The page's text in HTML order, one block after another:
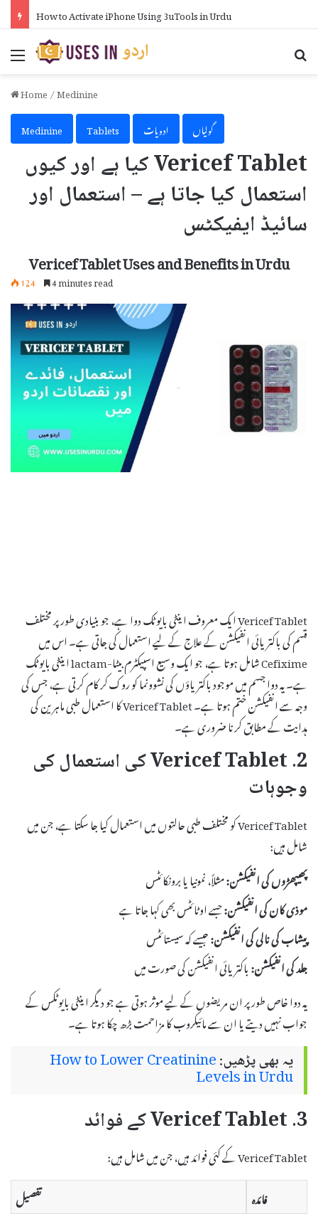
How to Activate iPhone Using 3uTools in Urdu
Menu
Home/Medinine
Medinine
Tablets ادویات گولیاں
Vericef Tablet کیا ہے اور کیوں
استعمال کیا جاتا ہے – استعمال اور
سائیڈ ایفیکٹس
Vericef Tablet Uses and Benefits in Urdu
124 4 minutes read
Vericef Tablet ایک معروف اینٹی بایوٹک دوا ہے، جو بنیادی طور پر مختلف
قسم کی باکتریائی انفیکشن کے علاج کے لیے استعمال کی جاتی ہے۔ اس میں
Cefixime شامل ہوتا ہے، جو ایک وسیع اسپیکٹرم بیٹا-lactam اینٹی بایوٹک
ہے۔ یہ دوا جسم میں موجود باکتریاؤں کی نشوونما کو روک کر کام کرتی ہے، جس کی
وجہ سے انفیکشن ختم ہوتا ہے۔ Vericef Tablet کا استعمال طبی ماہرین کی
ہدایت کے مطابق کرنا ضروری ہے۔
2. Vericef Tablet کی استعمال کی
وجوہات
Vericef Tablet کو مختلف طبی حالتوں میں استعمال کیا جا سکتا ہے، جن میں
شامل ہیں:
پھیپھڑوں کی انفیکشن:مثلاً، نمونیا یا برونکائٹس
موذی کان کی انفیکشن:جسے اوٹائٹس بھی کہا جاتا ہے
پیشاب کی نالی کی انفیکشن:جیسے کہ سیستائٹس
جلد کی انفیکشن:باکتریائی انفیکشن کی صورت میں
یہ دوا خاص طور پر ان مریضوں کے لیے موثر ہوتی ہے جو دیگر اینٹی بایوٹکس کے
جواب نہیں دیتے یا ان سے مائیکروب کا مزاحمت بڑھ چکا ہوتا ہے۔
یہ بھی پڑھیں:How to Lower Creatinine
Levels in Urdu
3. Vericef Tablet کے فوائد
Vericef Tablet کے کئی فوائد ہیں، جن میں شامل ہیں:
فائدہ
تفصیل